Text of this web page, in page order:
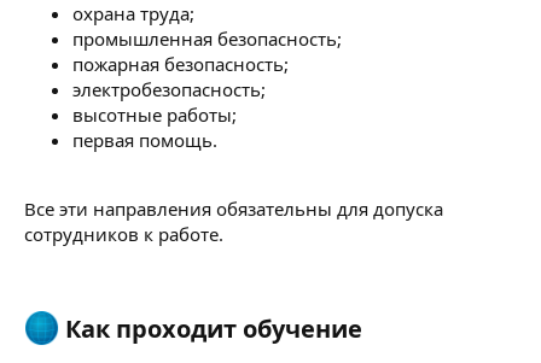
охрана труда;
промышленная безопасность;
пожарная безопасность;
электробезопасность;
высотные работы;
первая помощь.
Все эти направления обязательны для допуска
сотрудников к работе.
Как проходит обучение​